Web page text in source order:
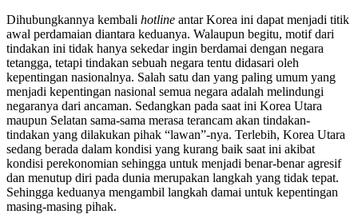
Dihubungkannya kembali hotline antar Korea ini dapat menjadi titik
awal perdamaian diantara keduanya. Walaupun begitu, motif dari
tindakan ini tidak hanya sekedar ingin berdamai dengan negara
tetangga, tetapi tindakan sebuah negara tentu didasari oleh
kepentingan nasionalnya. Salah satu dan yang paling umum yang
menjadi kepentingan nasional semua negara adalah melindungi
negaranya dari ancaman. Sedangkan pada saat ini Korea Utara
maupun Selatan sama-sama merasa terancam akan tindakan-
tindakan yang dilakukan pihak “lawan”-nya. Terlebih, Korea Utara
sedang berada dalam kondisi yang kurang baik saat ini akibat
kondisi perekonomian sehingga untuk menjadi benar-benar agresif
dan menutup diri pada dunia merupakan langkah yang tidak tepat.
Sehingga keduanya mengambil langkah damai untuk kepentingan
masing-masing pihak.